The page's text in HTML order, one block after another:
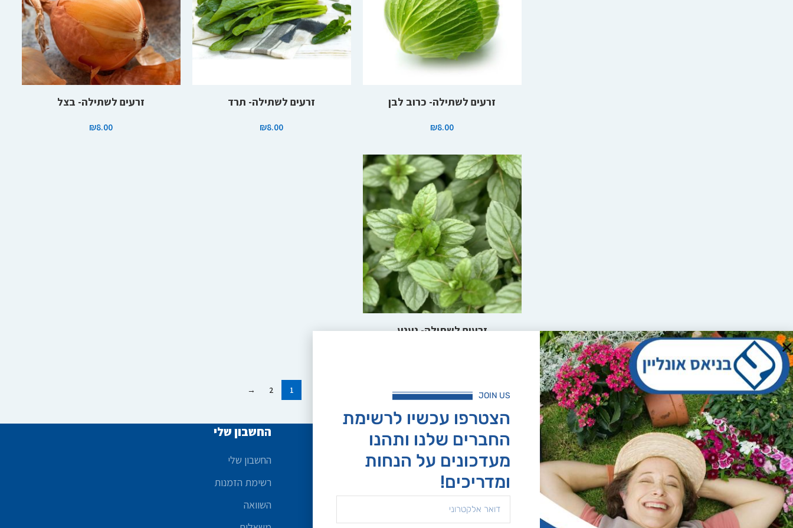
הוספה לסלזרעים לשתילה- כרוב לבן
₪8.00
זרעים לשתילה- תרד
₪8.00
זרעים לשתילה- בצל
₪8.00
זרעים לשתילה- נענע
1
2
→
רח' צאלון 4, מגדל העמק
טלפון: 04-6081929
מייל:shop@banias.co.il
שירות לקוחות
אודות
ביטולים והחזרות
מדיניות פרטיות
החשבון שלי
החשבון שלי
רשימת הזמנות
השוואה
JOIN US
הצטרפו עכשיו לרשימת
החברים שלנו ותהנו
מעדכונים על הנחות
ומדריכים!